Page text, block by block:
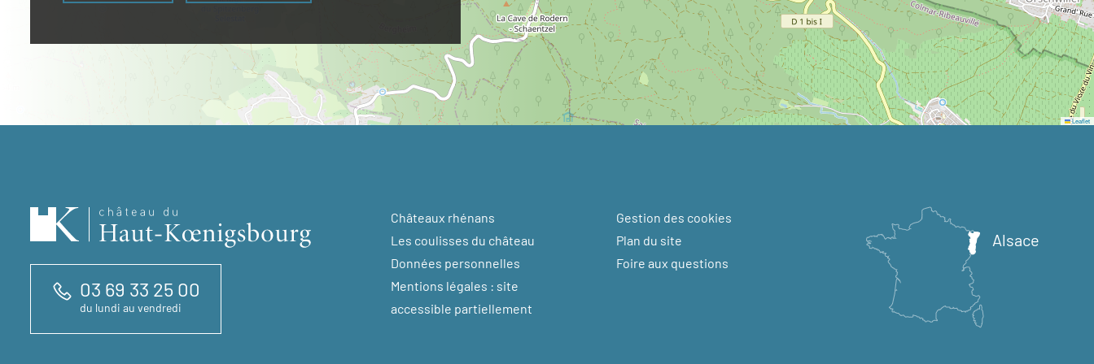
Leaflet
03 69 33 25 00
du lundi au vendredi
Châteaux rhénans
Les coulisses du château
Données personnelles
Mentions légales : site
accessible partiellement
Gestion des cookies
Plan du site
Foire aux questions
Alsace